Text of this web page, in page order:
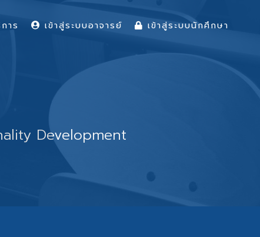
Development
าร เข้าสู่ระบบอาจารย์ เข้าสู่ระบบนักศึกษา